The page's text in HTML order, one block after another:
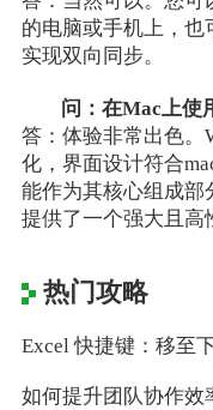
的电脑或手机上，也
实现双向同步。
问：在Mac上使
答：体验非常出色。
化，界面设计符合
能作为其核心组成部
提供了一个强大且高
热门攻略
Excel 快捷键：移至
如何提升团队协作效